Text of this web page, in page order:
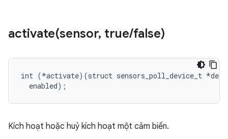
activate(sensor, true/false)
int (*activate)(struct sensors_poll_device_t
  enabled);
Kích hoạt hoặc huỷ kích hoạt một cảm biến.